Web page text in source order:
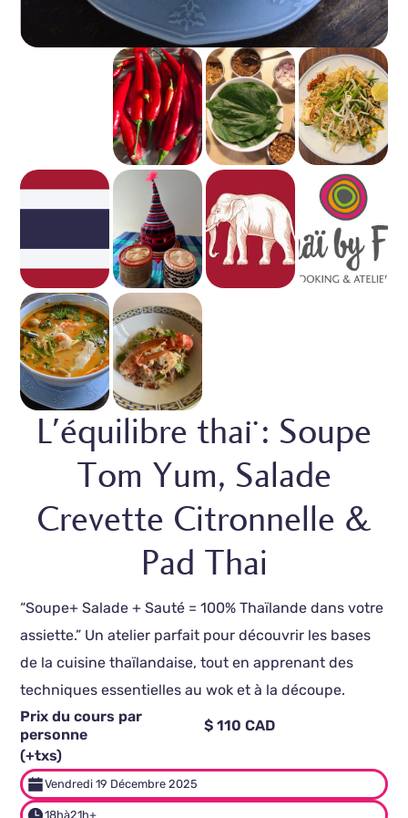
L'équilibre thaï : Soupe
Tom Yum, Salade
Crevette Citronnelle &
Pad Thai
“Soupe+ Salade + Sauté = 100% Thaïlande dans votre
assiette.” Un atelier parfait pour découvrir les bases
de la cuisine thaïlandaise, tout en apprenant des
techniques essentielles au wok et à la découpe.
Prix du cours par
personne
$ 110 CAD
(+txs)
Vendredi 19 Décembre 2025
18hà21h+